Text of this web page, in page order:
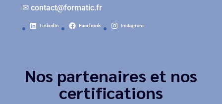
✉ contact@formatic.fr
LinkedIn Facebook Instagram
Nos partenaires et nos
certifications